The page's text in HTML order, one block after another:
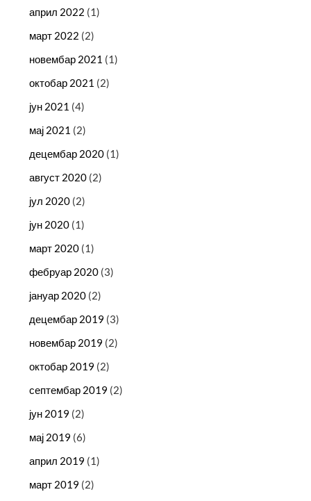
април 2022 (1)
март 2022 (2)
новембар 2021 (1)
октобар 2021 (2)
јун 2021 (4)
мај 2021 (2)
децембар 2020 (1)
август 2020 (2)
јул 2020 (2)
јун 2020 (1)
март 2020 (1)
фебруар 2020 (3)
јануар 2020 (2)
децембар 2019 (3)
новембар 2019 (2)
октобар 2019 (2)
септембар 2019 (2)
јун 2019 (2)
мај 2019 (6)
април 2019 (1)
март 2019 (2)